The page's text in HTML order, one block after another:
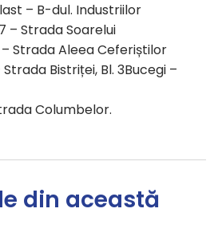
– B-dul. Industriilor
– Strada Soarelui
– Strada Aleea Ceferiștilor
Strada Bistriței, Bl. 3Bucegi –
Columbelor.
din această